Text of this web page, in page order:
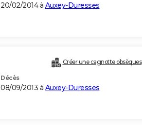
20/02/2014 à Auxey-Duresses
Créer une cagnotte obsèques
Décès
08/09/2013 à Auxey-Duresses